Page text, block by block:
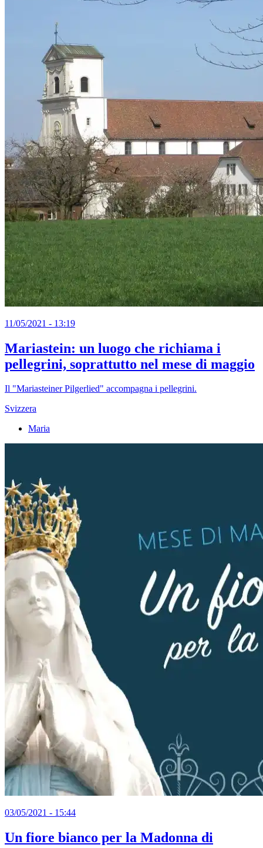
11/05/2021 - 13:19
Mariastein: un luogo che richiama i
pellegrini, soprattutto nel mese di maggio
Il "Mariasteiner Pilgerlied" accompagna i pellegrini.
Svizzera
Maria
03/05/2021 - 15:44
Un fiore bianco per la Madonna di